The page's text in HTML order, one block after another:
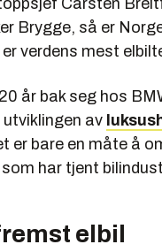
Brygge, så er
verdens mest
år bak seg hos
av
er bare en måte å
har tjent
elbil